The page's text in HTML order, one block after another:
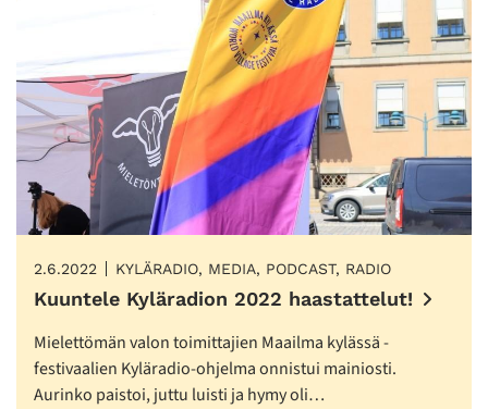
2.6.2022 KYLÄRADIO, MEDIA, PODCAST, RADIO
Kuuntele Kyläradion 2022 haastattelut!
Mielettömän valon toimittajien Maailma kylässä -
festivaalien Kyläradio-ohjelma onnistui mainiosti.
Aurinko paistoi, juttu luisti ja hymy oli…